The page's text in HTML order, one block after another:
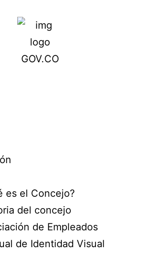
es el Concejo?
del concejo
de Empleados
de Identidad Visual